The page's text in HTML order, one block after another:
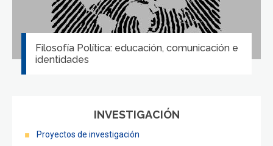
Filosofía Política: educación, comunicación e
identidades
INVESTIGACIÓN
Proyectos de investigación